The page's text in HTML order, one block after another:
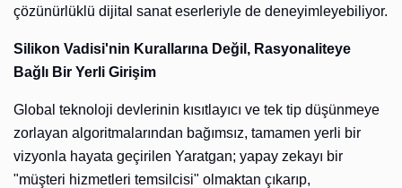
çözünürlüklü dijital sanat eserleriyle de deneyimleyebiliyor.
Silikon Vadisi'nin Kurallarına Değil, Rasyonaliteye
Bağlı Bir Yerli Girişim
Global teknoloji devlerinin kısıtlayıcı ve tek tip düşünmeye
zorlayan algoritmalarından bağımsız, tamamen yerli bir
vizyonla hayata geçirilen Yaratgan; yapay zekayı bir
"müşteri hizmetleri temsilcisi" olmaktan çıkarıp,